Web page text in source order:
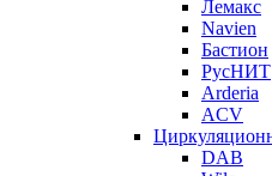
Лемакс
Navien
Бастион
РусНИТ
Arderia
ACV
DAB